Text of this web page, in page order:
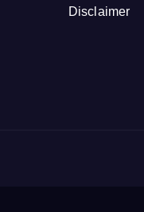
Disclaimer